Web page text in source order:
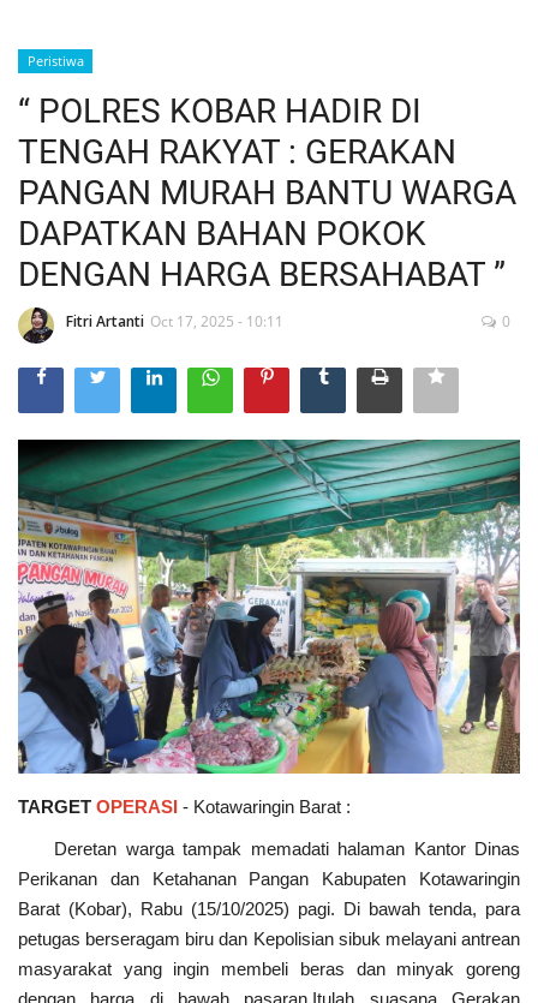
Peristiwa
“ POLRES KOBAR HADIR DI
TENGAH RAKYAT : GERAKAN
PANGAN MURAH BANTU WARGA
DAPATKAN BAHAN POKOK
DENGAN HARGA BERSAHABAT ”
Fitri Artanti Oct 17, 2025 - 10:11 0
TARGET OPERASI - Kotawaringin Barat :
Deretan warga tampak memadati halaman Kantor Dinas
Perikanan dan Ketahanan Pangan Kabupaten Kotawaringin
Barat (Kobar), Rabu (15/10/2025) pagi. Di bawah tenda, para
petugas berseragam biru dan Kepolisian sibuk melayani antrean
masyarakat yang ingin membeli beras dan minyak goreng